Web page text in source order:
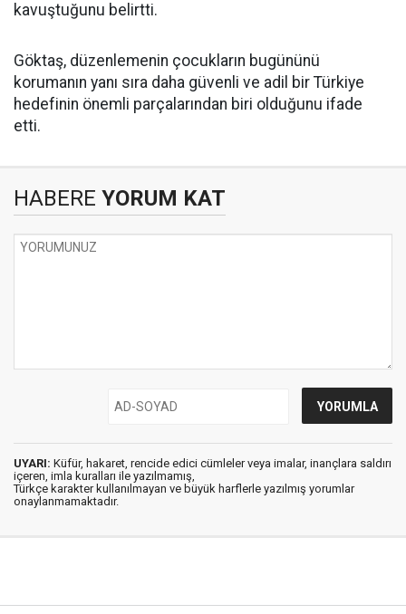
kavuştuğunu belirtti.
Göktaş, düzenlemenin çocukların bugününü
korumanın yanı sıra daha güvenli ve adil bir Türkiye
hedefinin önemli parçalarından biri olduğunu ifade
etti.
HABERE YORUM KAT
UYARI: Küfür, hakaret, rencide edici cümleler veya imalar, inançlara saldırı
içeren, imla kuralları ile yazılmamış,
Türkçe karakter kullanılmayan ve büyük harflerle yazılmış yorumlar
onaylanmamaktadır.